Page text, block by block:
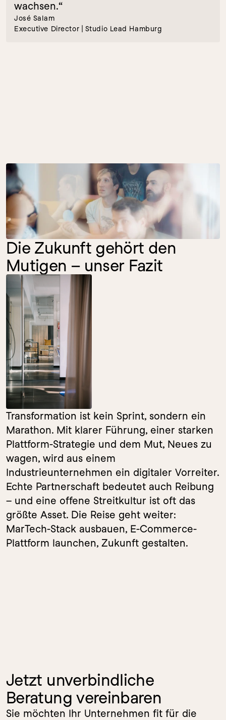
wachsen.“
José Salam
Executive Director | Studio Lead Hamburg
Die Zukunft gehört den
Mutigen – unser Fazit
Transformation ist kein Sprint, sondern ein
Marathon. Mit klarer Führung, einer starken
Plattform-Strategie und dem Mut, Neues zu
wagen, wird aus einem
Industrieunternehmen ein digitaler Vorreiter.
Echte Partnerschaft bedeutet auch Reibung
– und eine offene Streitkultur ist oft das
größte Asset. Die Reise geht weiter:
MarTech-Stack ausbauen, E-Commerce-
Plattform launchen, Zukunft gestalten.
Jetzt unverbindliche
Beratung vereinbaren
Sie möchten Ihr Unternehmen fit für die